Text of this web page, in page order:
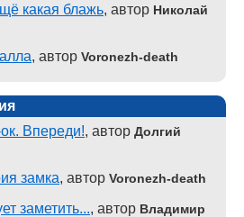
какая блажь, автор Николай
, автор Voronezh-death
Впереди!, автор Долгий
замка, автор Voronezh-death
заметить..., автор Владимир